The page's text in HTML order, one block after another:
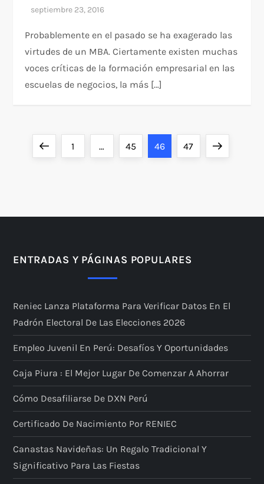
Probablemente en el pasado se ha exagerado las
virtudes de un MBA. Ciertamente existen muchas
voces críticas de la formación empresarial en las
escuelas de negocios, la más […]
n
c
i
ó
n
d
e
e
PreviousPage
1 … Page
45 Page
46 Page
47 Next
ENTRADAS Y PÁGINAS POPULARES
Reniec Lanza Plataforma Para Verificar Datos En El
Padrón Electoral De Las Elecciones 2026
Empleo Juvenil En Perú: Desafíos Y Oportunidades
Caja Piura : El Mejor Lugar De Comenzar A Ahorrar
Cómo Desafiliarse De DXN Perú
Certificado De Nacimiento Por RENIEC
Canastas Navideñas: Un Regalo Tradicional Y
Significativo Para Las Fiestas